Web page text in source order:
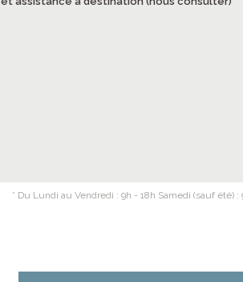
* Du Lundi au Vendredi : 9h - 18h Samedi (sauf été) :